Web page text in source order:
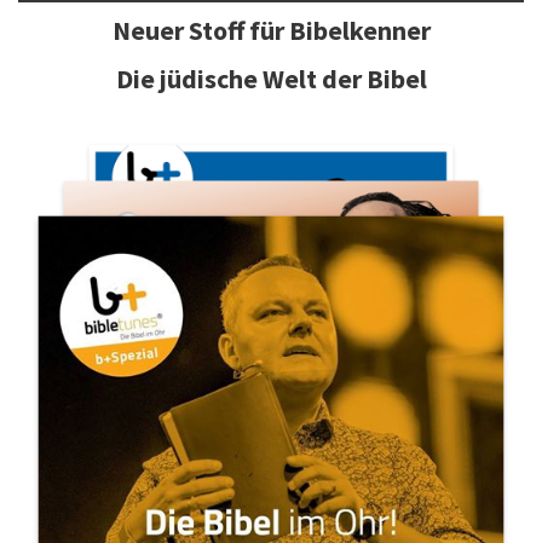
Neuer Stoff für Bibelkenner
Die jüdische Welt der Bibel